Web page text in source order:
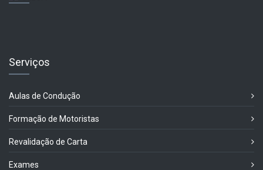
Serviços
Aulas de Condução
Formação de Motoristas
Revalidação de Carta
Exames